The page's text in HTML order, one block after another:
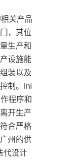
关产品
，其位
生产和
设施能
装以及
制。Ini
程序和
开生产
合严格
州的供
代设计